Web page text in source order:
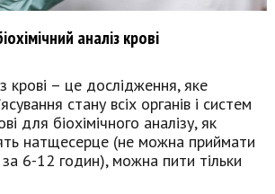
аналіз крові
крові – це дослідження, яке
стану всіх органів і систем
для біохімічного аналізу, як
натщесерце (не можна приймати
за 6-12 годин), можна пити тільки